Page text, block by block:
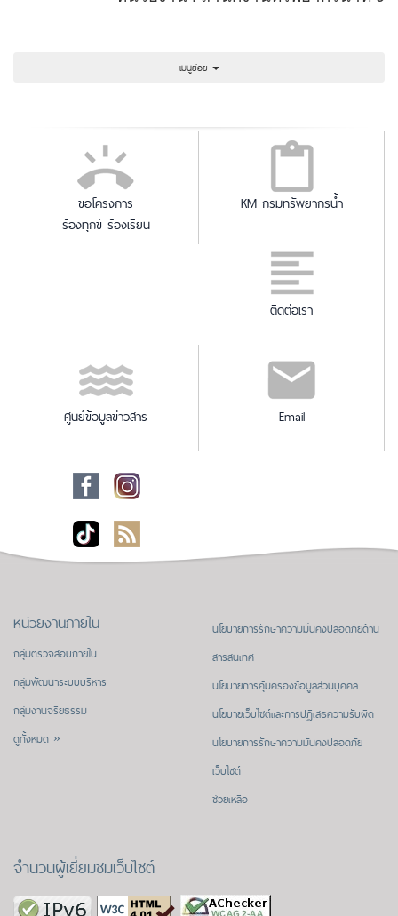
เมนูย่อย
ขอโครงการ
ร้องทุกข์ ร้องเรียน
KM กรมทรัพยากรน้ำ
ติดต่อเรา
ศูนย์ข้อมูลข่าวสาร Email
หน่วยงานภายใน
กลุ่มตรวจสอบภายใน
กลุ่มพัฒนาระบบบริหาร
กลุ่มงานจริยธรรม
ดูทั้งหมด »
นโยบายการรักษาความมั่นคงปลอดภัยด้าน
สารสนเทศ
นโยบายการคุ้มครองข้อมูลส่วนบุคคล
นโยบายเว็บไซต์และการปฏิเสธความรับผิด
นโยบายการรักษาความมั่นคงปลอดภัย
เว็บไซต์
ช่วยเหลือ
จำนวนผู้เยี่ยมชมเว็บไซต์